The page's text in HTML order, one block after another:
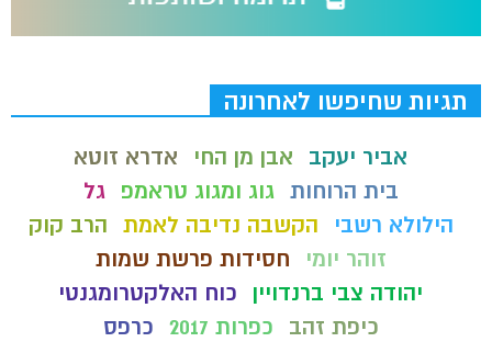
תגיות שחיפשו לאחרונה
אביר יעקב אבן מן החי
אדרא זוטא
בית הרוחות גוג ומגוג טראמפ
גל
הילולא רשבי
הקשבה נדיבה לאמת הרב קוק
זוהר יומי
חסידות פרשת שמות
יהודה צבי ברנדויין
כוח האלקטרומגנטי
כיפת זהב
כפרות 2017
כרפס